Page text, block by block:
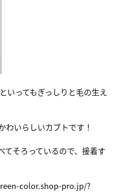
いってもぎっしりと毛の生え
わいらしいカブトです！
てそろっているので、接着す
color.shop-pro.jp/?